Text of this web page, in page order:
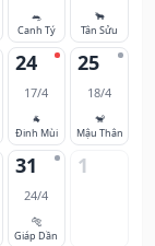
🐀
Canh Tý
🐂
Tân Sửu
24
17/4
🐐
Đinh Mùi
25
18/4
🐒
Mậu Thân
31
24/4
🐅
Giáp Dần
1